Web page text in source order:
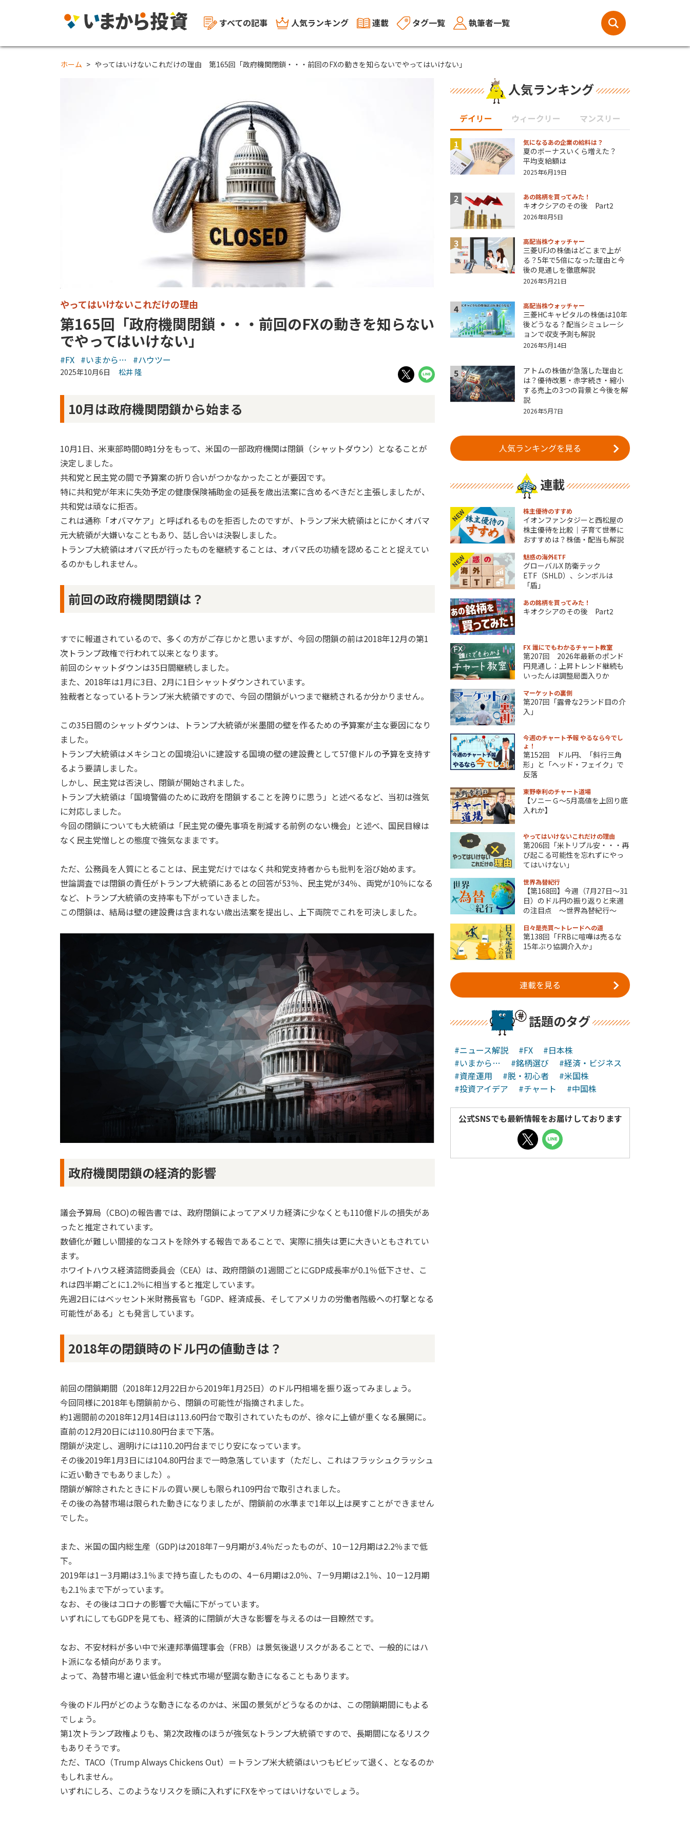
すべての記事 人気ランキング 連載 タグ一覧 執筆者一覧
ホーム やってはいけないこれだけの理由 第165回「政府機関閉鎖・・・前回のFXの動きを知らないでやってはいけない」
やってはいけないこれだけの理由
第165回「政府機関閉鎖・・・前回のFXの動きを知らない
でやってはいけない」
#FX #いまから… #ハウツー
2025年10月6日 松井 隆
10月は政府機関閉鎖から始まる
10月1日、米東部時間0時1分をもって、米国の一部政府機関は閉鎖（シャットダウン）となることが
決定しました。
共和党と民主党の間で予算案の折り合いがつかなかったことが要因です。
特に共和党が年末に失効予定の健康保険補助金の延長を歳出法案に含めるべきだと主張しましたが、
共和党は頑なに拒否。
これは通称「オバマケア」と呼ばれるものを拒否したのですが、トランプ米大統領はとにかくオバマ
元大統領が大嫌いなこともあり、話し合いは決裂しました。
トランプ大統領はオバマ氏が行ったものを継続することは、オバマ氏の功績を認めることと捉えてい
るのかもしれません。
前回の政府機関閉鎖は？
すでに報道されているので、多くの方がご存じかと思いますが、今回の閉鎖の前は2018年12月の第1
次トランプ政権で行われて以来となります。
前回のシャットダウンは35日間継続しました。
また、2018年は1月に3日、2月に1日シャットダウンされています。
独裁者となっているトランプ米大統領ですので、今回の閉鎖がいつまで継続されるか分かりません。
この35日間のシャットダウンは、トランプ大統領が米墨間の壁を作るための予算案が主な要因になり
ました。
トランプ大統領はメキシコとの国境沿いに建設する国境の壁の建設費として57億ドルの予算を支持す
るよう要請しました。
しかし、民主党は否決し、閉鎖が開始されました。
トランプ大統領は「国境警備のために政府を閉鎖することを誇りに思う」と述べるなど、当初は強気
に対応しました。
今回の閉鎖についても大統領は「民主党の優先事項を削減する前例のない機会」と述べ、国民目線は
なく民主党憎しとの態度で強気なままです。
ただ、公務員を人質にとることは、民主党だけではなく共和党支持者からも批判を浴び始めます。
世論調査では閉鎖の責任がトランプ大統領にあるとの回答が53％、民主党が34％、両党が10％になる
など、トランプ大統領の支持率も下がっていきました。
この閉鎖は、結局は壁の建設費は含まれない歳出法案を提出し、上下両院でこれを可決しました。
政府機関閉鎖の経済的影響
議会予算局（CBO)の報告書では、政府閉鎖によってアメリカ経済に少なくとも110億ドルの損失があ
ったと推定されています。
数値化が難しい間接的なコストを除外する報告であることで、実際に損失は更に大きいともされてい
ます。
ホワイトハウス経済諮問委員会（CEA）は、政府閉鎖の1週間ごとにGDP成長率が0.1％低下させ、こ
れは四半期ごとに1.2％に相当すると推定しています。
先週2日にはベッセント米財務長官も「GDP、経済成長、そしてアメリカの労働者階級への打撃となる
可能性がある」とも発言しています。
2018年の閉鎖時のドル円の値動きは？
前回の閉鎖期間（2018年12月22日から2019年1月25日）のドル円相場を振り返ってみましょう。
今回同様に2018年も閉鎖前から、閉鎖の可能性が指摘されました。
約1週間前の2018年12月14日は113.60円台で取引されていたものが、徐々に上値が重くなる展開に。
直前の12月20日には110.80円台まで下落。
閉鎖が決定し、週明けには110.20円台までじり安になっています。
その後2019年1月3日には104.80円台まで一時急落しています（ただし、これはフラッシュクラッシュ
に近い動きでもありました）。
閉鎖が解除されたときにドルの買い戻しも限られ109円台で取引されました。
その後の為替市場は限られた動きになりましたが、閉鎖前の水準まで1年以上は戻すことができません
でした。
また、米国の国内総生産（GDP)は2018年7－9月期が3.4％だったものが、10－12月期は2.2％まで低
下。
2019年は1－3月期は3.1％まで持ち直したものの、4－6月期は2.0％、7－9月期は2.1％、10－12月期
も2.1％まで下がっています。
なお、その後はコロナの影響で大幅に下がっています。
いずれにしてもGDPを見ても、経済的に閉鎖が大きな影響を与えるのは一目瞭然です。
なお、不安材料が多い中で米連邦準備理事会（FRB）は景気後退リスクがあることで、一般的にはハ
ト派になる傾向があります。
よって、為替市場と違い低金利で株式市場が堅調な動きになることもあります。
今後のドル円がどのような動きになるのかは、米国の景気がどうなるのかは、この閉鎖期間にもよる
でしょう。
第1次トランプ政権よりも、第2次政権のほうが強気なトランプ大統領ですので、長期間になるリスク
もありそうです。
ただ、TACO（Trump Always Chickens Out）＝トランプ米大統領はいつもビビッて退く、となるのか
もしれません。
いずれにしろ、このようなリスクを頭に入れずにFXをやってはいけないでしょう。
人気ランキング
デイリー ウィークリー マンスリー
1 気になるあの企業の給料は？
夏のボーナスいくら増えた？
平均支給額は
2025年6月19日
2 あの銘柄を買ってみた！
キオクシアのその後 Part2
2026年8月5日
3 高配当株ウォッチャー
三菱UFJの株価はどこまで上が
る？5年で5倍になった理由と今
後の見通しを徹底解説
2026年5月21日
4 高配当株ウォッチャー
三菱HCキャピタルの株価は10年
後どうなる？配当シミュレーシ
ョンで収支予測も解説
2026年5月14日
5
アトムの株価が急落した理由と
は？優待改悪・赤字続き・縮小
する売上の3つの背景と今後を解
説
2026年5月7日
人気ランキングを見る
連載
NEW 株主優待のすすめ
イオンファンタジーと西松屋の
株主優待を比較｜子育て世帯に
おすすめは？株価・配当も解説
NEW 魅惑の海外ETF
グローバルX 防衛テック
ETF（SHLD）、シンボルは
「盾」
あの銘柄を買ってみた！
キオクシアのその後 Part2
FX 誰にでもわかるチャート教室
第207回 2026年最新のポンド
円見通し：上昇トレンド継続も
いったんは調整局面入りか
マーケットの裏側
第207回「露骨な2ランド目の介
入」
今週のチャート予報 やるなら今でし
ょ！
第152回 ドル円、「斜行三角
形」と「ヘッド・フェイク」で
反落
東野幸利のチャート道場
【ソニーＧ～5月高値を上回り底
入れか】
やってはいけないこれだけの理由
第206回「米トリプル安・・・再
び起こる可能性を忘れずにやっ
てはいけない」
世界為替紀行
【第168回】今週（7月27日～31
日）のドル円の振り返りと来週
の注目点 ～世界為替紀行～
日々是売買～トレードへの道
第138回「FRBに喧嘩は売るな
15年ぶり協調介入か」
連載を見る
話題のタグ
#ニュース解説 #FX
#日本株
#いまから…
#銘柄選び
#経済・ビジネス
#資産運用
#脱・初心者
#米国株
#投資アイデア
#チャート #中国株
公式SNSでも最新情報をお届けしております